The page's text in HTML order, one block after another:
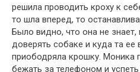
решила проводить кроху к
то шла вперед, то
Было видно, что она не
доверять собаке и куда та
приободряла крошку. Моника
бежать за телефоном и